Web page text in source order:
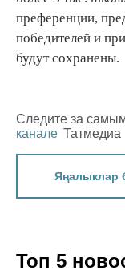
преференции,
победителей и
будут сохранены.
Следите за
канале Татмедиа
Яңалыклар
Топ 5